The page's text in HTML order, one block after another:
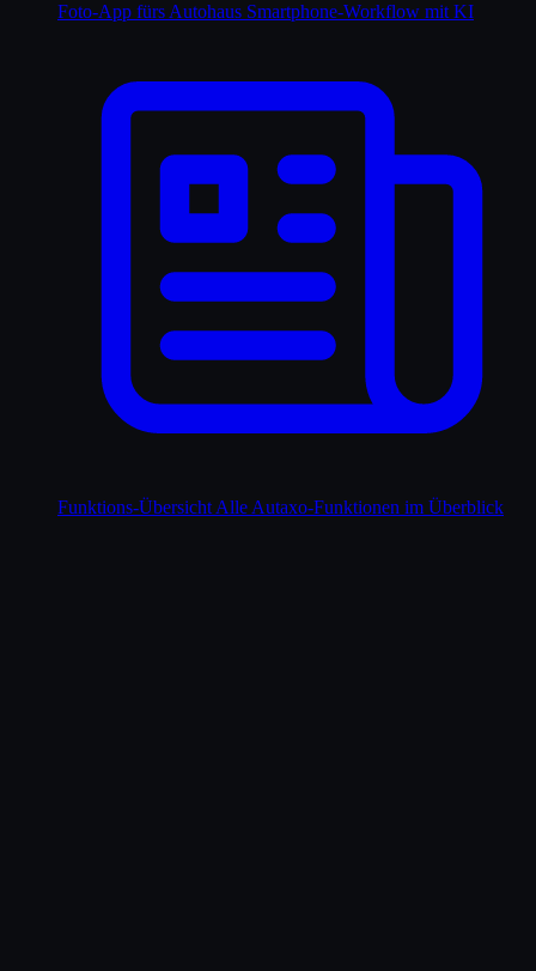
Foto-App fürs Autohaus Smartphone-Workflow mit KI
Funktions-Übersicht Alle Autaxo-Funktionen im Überblick